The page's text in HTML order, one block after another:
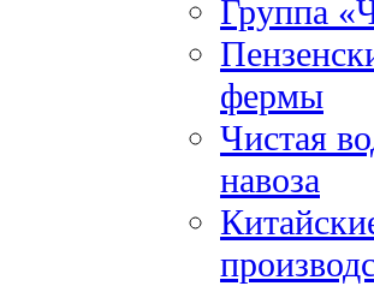
Группа
фермы
Чистая
навоза